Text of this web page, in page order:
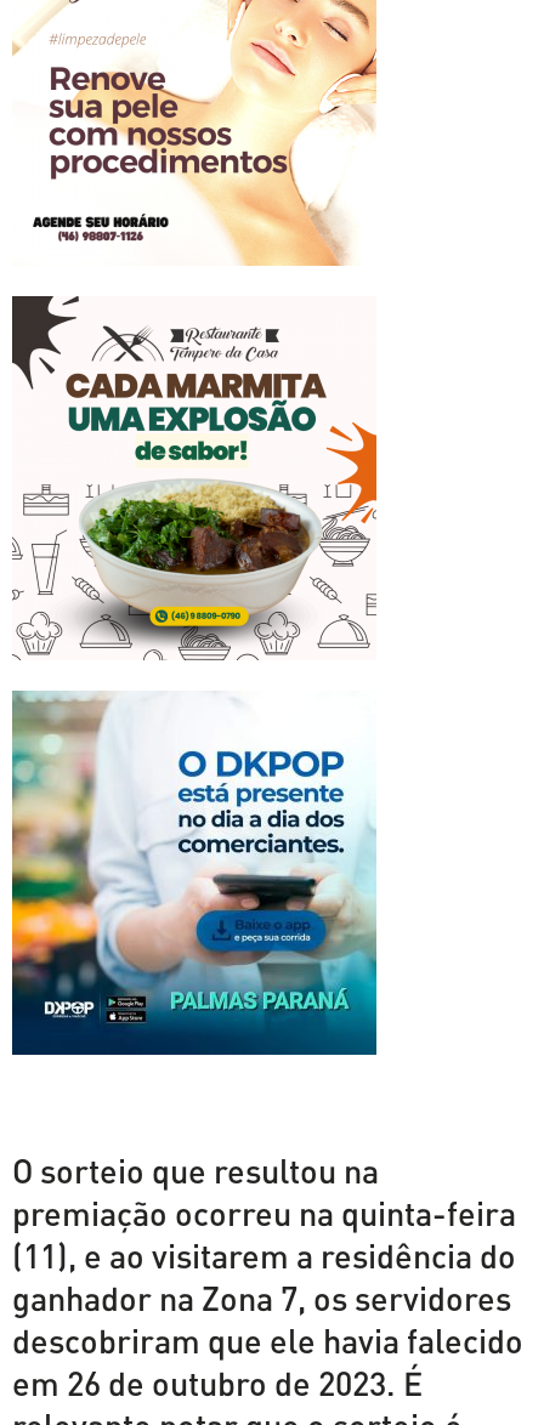
O sorteio que resultou na
premiação ocorreu na quinta-feira
(11), e ao visitarem a residência do
ganhador na Zona 7, os servidores
descobriram que ele havia falecido
em 26 de outubro de 2023. É